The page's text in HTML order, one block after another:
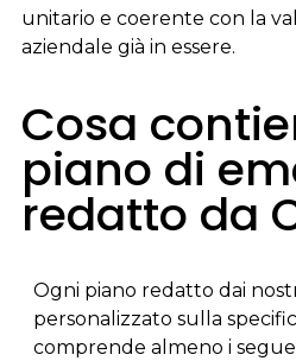
unitario e coerente con la
aziendale già in essere.
Cosa
piano di
redatto da
Ogni piano redatto dai
personalizzato sulla
comprende almeno i